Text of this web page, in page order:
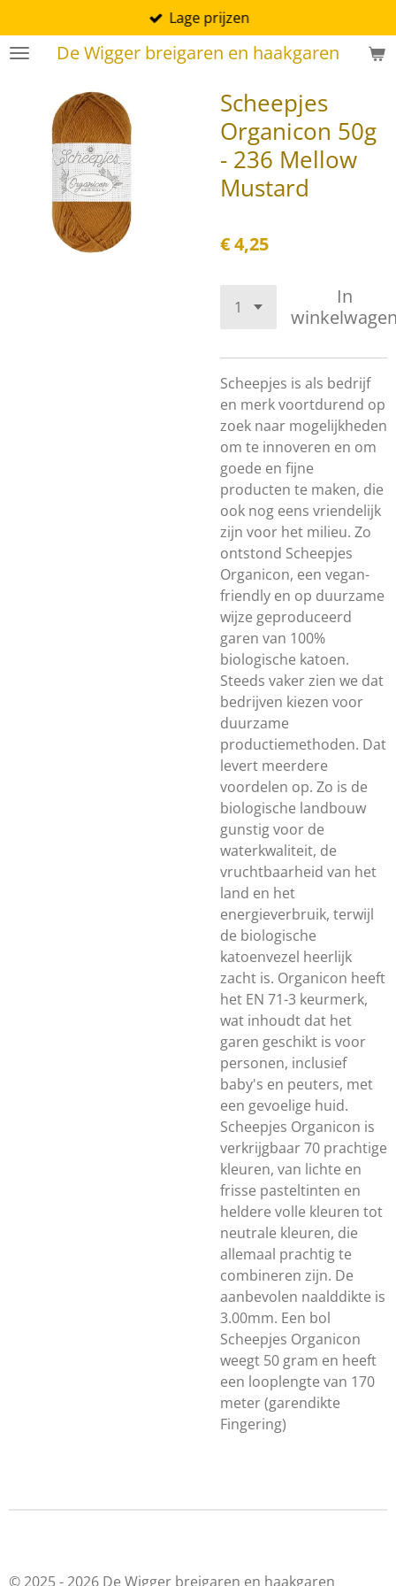
direct
naar
hoofdinhoud
De Wigger breigaren en haakgaren
Lage prijzen
Scheepjes
Organicon 50g
- 236 Mellow
Mustard
€ 4,25
In
Scheepjes is als bedrijf
en merk voortdurend op
zoek naar mogelijkheden
om te innoveren en om
goede en fijne
producten te maken, die
ook nog eens vriendelijk
zijn voor het milieu. Zo
ontstond Scheepjes
Organicon, een vegan-
friendly en op duurzame
wijze geproduceerd
garen van 100%
biologische katoen.
Steeds vaker zien we dat
bedrijven kiezen voor
duurzame
productiemethoden. Dat
levert meerdere
voordelen op. Zo is de
biologische landbouw
gunstig voor de
waterkwaliteit, de
vruchtbaarheid van het
land en het
energieverbruik, terwijl
de biologische
katoenvezel heerlijk
zacht is. Organicon heeft
het EN 71-3 keurmerk,
wat inhoudt dat het
garen geschikt is voor
personen, inclusief
baby's en peuters, met
een gevoelige huid.
Scheepjes Organicon is
verkrijgbaar 70 prachtige
kleuren, van lichte en
frisse pasteltinten en
heldere volle kleuren tot
neutrale kleuren, die
allemaal prachtig te
combineren zijn. De
aanbevolen naalddikte is
3.00mm. Een bol
Scheepjes Organicon
weegt 50 gram en heeft
een looplengte van 170
meter (garendikte
Fingering)
© 2025 - 2026 De Wigger breigaren en haakgaren